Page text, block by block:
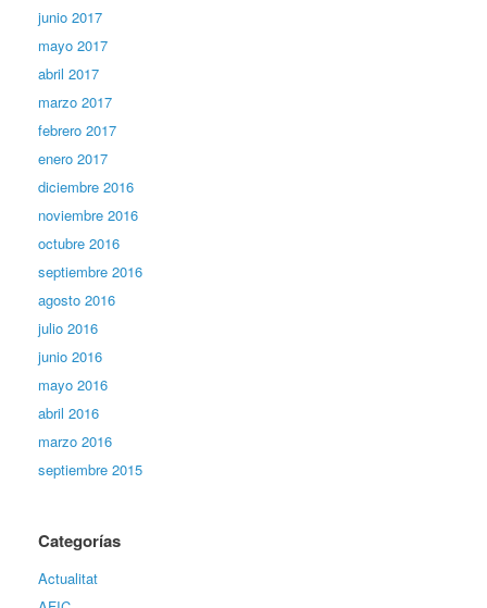
junio 2017
mayo 2017
abril 2017
marzo 2017
febrero 2017
enero 2017
diciembre 2016
noviembre 2016
octubre 2016
septiembre 2016
agosto 2016
julio 2016
junio 2016
mayo 2016
abril 2016
marzo 2016
septiembre 2015
Categorías
Actualitat